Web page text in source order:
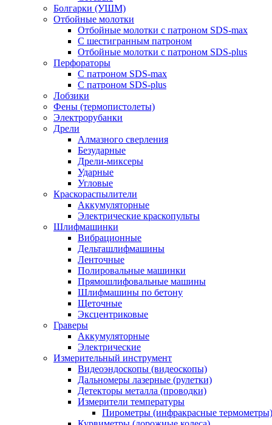
Болгарки (УШМ)
Отбойные молотки
Отбойные молотки с патроном SDS-max
С шестигранным патроном
Отбойные молотки с патроном SDS-plus
Перфораторы
С патроном SDS-max
С патроном SDS-plus
Лобзики
Фены (термопистолеты)
Электрорубанки
Дрели
Алмазного сверления
Безударные
Дрели-миксеры
Ударные
Угловые
Краскораспылители
Аккумуляторные
Электрические краскопульты
Шлифмашинки
Вибрационные
Дельташлифмашины
Ленточные
Полировальные машинки
Прямошлифовальные машины
Шлифмашины по бетону
Щеточные
Эксцентриковые
Граверы
Аккумуляторные
Электрические
Измерительный инструмент
Видеоэндоскопы (видеоскопы)
Дальномеры лазерные (рулетки)
Детекторы металла (проводки)
Измерители температуры
Пирометры (инфракрасные термометры)